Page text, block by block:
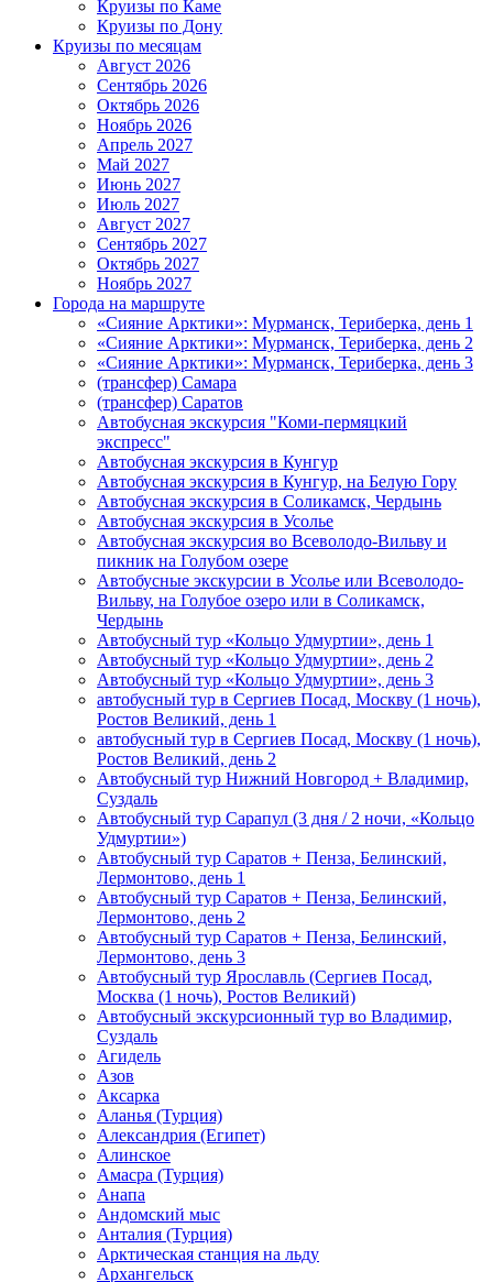
Круизы по Каме
Круизы по Дону
Круизы по месяцам
Август 2026
Сентябрь 2026
Октябрь 2026
Ноябрь 2026
Апрель 2027
Май 2027
Июнь 2027
Июль 2027
Август 2027
Сентябрь 2027
Октябрь 2027
Ноябрь 2027
Города на маршруте
«Сияние Арктики»: Мурманск, Териберка, день 1
«Сияние Арктики»: Мурманск, Териберка, день 2
«Сияние Арктики»: Мурманск, Териберка, день 3
(трансфер) Самара
(трансфер) Саратов
Автобусная экскурсия "Коми-пермяцкий
экспресс"
Автобусная экскурсия в Кунгур
Автобусная экскурсия в Кунгур, на Белую Гору
Автобусная экскурсия в Соликамск, Чердынь
Автобусная экскурсия в Усолье
Автобусная экскурсия во Всеволодо-Вильву и
пикник на Голубом озере
Автобусные экскурсии в Усолье или Всеволодо-
Вильву, на Голубое озеро или в Соликамск,
Чердынь
Автобусный тур «Кольцо Удмуртии», день 1
Автобусный тур «Кольцо Удмуртии», день 2
Автобусный тур «Кольцо Удмуртии», день 3
автобусный тур в Сергиев Посад, Москву (1 ночь),
Ростов Великий, день 1
автобусный тур в Сергиев Посад, Москву (1 ночь),
Ростов Великий, день 2
Автобусный тур Нижний Новгород + Владимир,
Суздаль
Автобусный тур Сарапул (3 дня / 2 ночи, «Кольцо
Удмуртии»)
Автобусный тур Саратов + Пенза, Белинский,
Лермонтово, день 1
Автобусный тур Саратов + Пенза, Белинский,
Лермонтово, день 2
Автобусный тур Саратов + Пенза, Белинский,
Лермонтово, день 3
Автобусный тур Ярославль (Сергиев Посад,
Москва (1 ночь), Ростов Великий)
Автобусный экскурсионный тур во Владимир,
Суздаль
Агидель
Азов
Аксарка
Аланья (Турция)
Александрия (Египет)
Алинское
Амасра (Турция)
Анапа
Андомский мыс
Анталия (Турция)
Арктическая станция на льду
Архангельск